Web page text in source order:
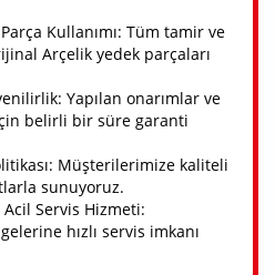
Kullanımı: Tüm tamir ve
Arçelik yedek parçaları
Yapılan onarımlar ve
belirli bir süre garanti
Müşterilerimize kaliteli
sunuyoruz.
Servis Hizmeti:
hızlı servis imkanı